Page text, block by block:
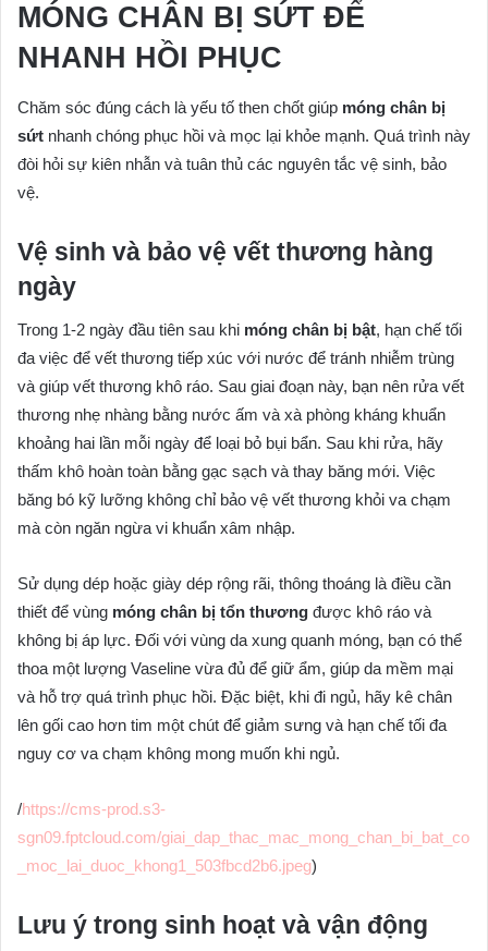
MÓNG CHÂN BỊ SỨT ĐỂ
NHANH HỒI PHỤC
Chăm sóc đúng cách là yếu tố then chốt giúp móng chân bị
sứt nhanh chóng phục hồi và mọc lại khỏe mạnh. Quá trình này
đòi hỏi sự kiên nhẫn và tuân thủ các nguyên tắc vệ sinh, bảo
vệ.
Vệ sinh và bảo vệ vết thương hàng
ngày
Trong 1-2 ngày đầu tiên sau khi móng chân bị bật, hạn chế tối
đa việc để vết thương tiếp xúc với nước để tránh nhiễm trùng
và giúp vết thương khô ráo. Sau giai đoạn này, bạn nên rửa vết
thương nhẹ nhàng bằng nước ấm và xà phòng kháng khuẩn
khoảng hai lần mỗi ngày để loại bỏ bụi bẩn. Sau khi rửa, hãy
thấm khô hoàn toàn bằng gạc sạch và thay băng mới. Việc
băng bó kỹ lưỡng không chỉ bảo vệ vết thương khỏi va chạm
mà còn ngăn ngừa vi khuẩn xâm nhập.
Sử dụng dép hoặc giày dép rộng rãi, thông thoáng là điều cần
thiết để vùng móng chân bị tổn thương được khô ráo và
không bị áp lực. Đối với vùng da xung quanh móng, bạn có thể
thoa một lượng Vaseline vừa đủ để giữ ẩm, giúp da mềm mại
và hỗ trợ quá trình phục hồi. Đặc biệt, khi đi ngủ, hãy kê chân
lên gối cao hơn tim một chút để giảm sưng và hạn chế tối đa
nguy cơ va chạm không mong muốn khi ngủ.
/https://cms-prod.s3-
sgn09.fptcloud.com/giai_dap_thac_mac_mong_chan_bi_bat_co
_moc_lai_duoc_khong1_503fbcd2b6.jpeg)
Lưu ý trong sinh hoạt và vận động